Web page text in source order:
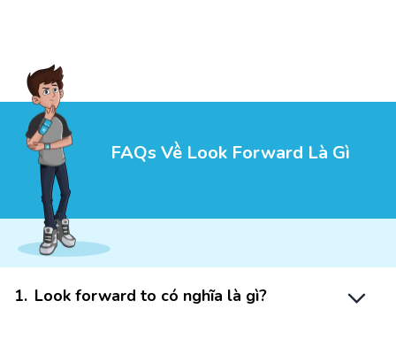
FAQs Về Look Forward Là Gì
1. Look forward to có nghĩa là gì?